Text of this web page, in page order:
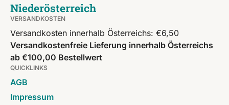
Niederösterreich
VERSANDKOSTEN
Versandkosten innerhalb Österreichs: €6,50
Versandkostenfreie Lieferung innerhalb Österreichs
ab €100,00 Bestellwert
QUICKLINKS
AGB
Impressum